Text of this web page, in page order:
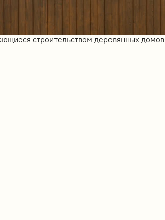
строительством деревянных домов